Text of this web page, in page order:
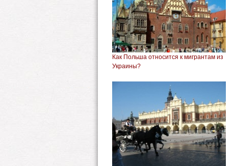
Как Польша относится к мигрантам из
Украины?